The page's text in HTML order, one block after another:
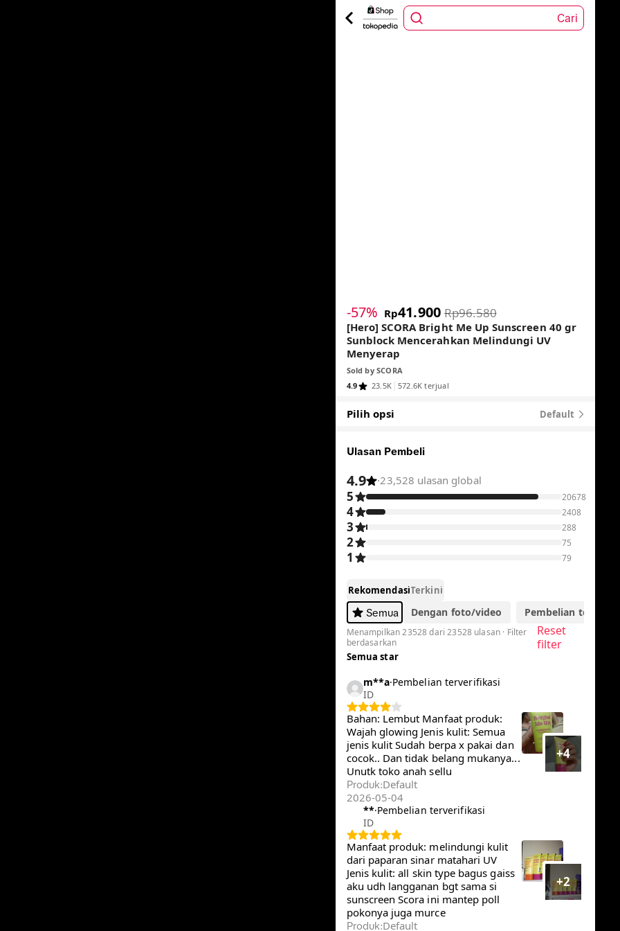
Cari
-57% Rp41.900 Rp96.580
[Hero] SCORA Bright Me Up Sunscreen 40 gr
Sunblock Mencerahkan Melindungi UV
Menyerap
Sold bySCORA
4.9
23.5K 572.6K terjual
Pilih opsi Default
Ulasan Pembeli
4.9 ·23,528 ulasan global
5 20678
4 2408
3 288
2 75
1 79
RekomendasiTerkini
Semua
Dengan foto/video Pembelian
Menampilkan 23528 dari 23528 ulasan · Filter
berdasarkan
Reset
filter
Semua star
m**a·Pembelian terverifikasi
ID
Bahan: Lembut Manfaat produk:
Wajah glowing Jenis kulit: Semua
jenis kulit Sudah berpa x pakai dan
cocok.. Dan tidak belang
mukanya... Unutk toko anah sellu
+4
Produk:Default
2026-05-04
**·Pembelian terverifikasi
ID
Manfaat produk: melindungi kulit
dari paparan sinar matahari UV
Jenis kulit: all skin type bagus gaiss
aku udh langganan bgt sama si
sunscreen Scora ini mantep poll
pokonya juga murce
+2
Produk:Default